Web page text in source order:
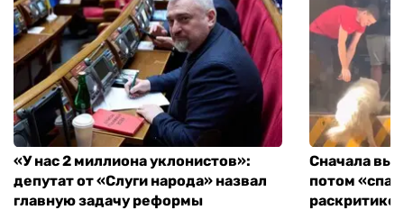
«У нас 2 миллиона уклонистов»:
депутат от «Слуги народа» назвал
главную задачу реформы
Сначала
потом